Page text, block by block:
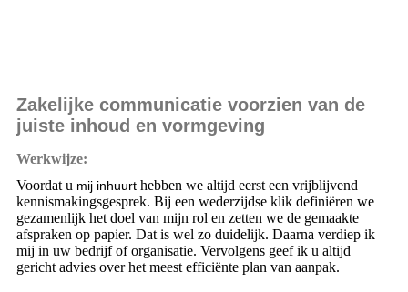
Zakelijke communicatie voorzien van de
juiste inhoud en vormgeving
Werkwijze:
Voordat u mij inhuurthebben we altijd eerst een vrijblijvend
kennismakingsgesprek. Bij een wederzijdse klik definiëren we
gezamenlijk het doel van mijn rol en zetten we de gemaakte
afspraken op papier. Dat is wel zo duidelijk. Daarna verdiep ik
mij in uw bedrijf of organisatie. Vervolgens geef ik u altijd
gericht advies over het meest efficiënte plan van aanpak.